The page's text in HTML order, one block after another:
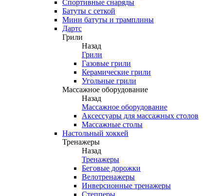
Спортивные снаряды
Батуты с сеткой
Мини батуты и трамплины
Дартс
Грили
Назад
Грили
Газовые грили
Керамические грили
Угольные грили
Массажное оборудование
Назад
Массажное оборудование
Аксессуары для массажных столов
Массажные столы
Настольный хоккей
Тренажеры
Назад
Тренажеры
Беговые дорожки
Велотренажеры
Инверсионные тренажеры
Степперы